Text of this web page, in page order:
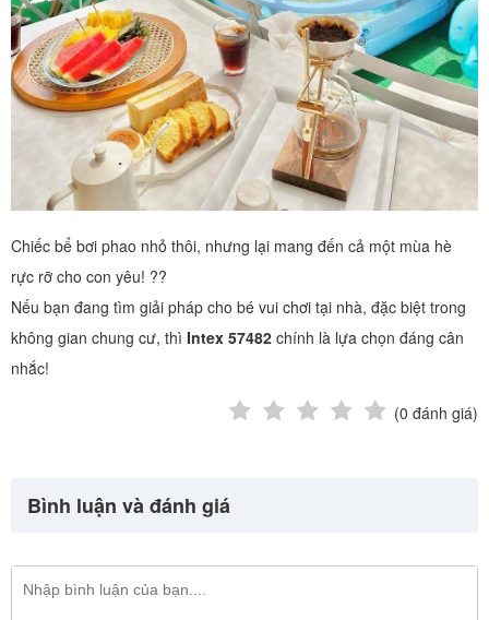
Chiếc bể bơi phao nhỏ thôi, nhưng lại mang đến cả một mùa hè
rực rỡ cho con yêu! ??
Nếu bạn đang tìm giải pháp cho bé vui chơi tại nhà, đặc biệt trong
không gian chung cư, thì Intex 57482 chính là lựa chọn đáng cân
nhắc!
(0 đánh giá)
Bình luận và đánh giá